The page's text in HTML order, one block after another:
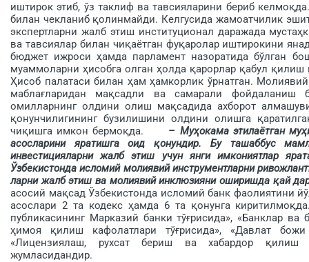
иштирок этиб, ўз таклиф ва тавсияларини бериб
билан чекланиб қолинмайди. Келгусида жамоатчилик
экспертларни жалб этиш институционал даражада
ва тавсиялар билан чиқаётган фуқаролар иш­тирокини
бюджет ижроси ҳамда парламент назоратида бўлган
муаммоларни ҳисобга олган ҳолда қарорлар қабул
Ҳисоб палатаси билан ҳам ҳамкорлик ўрнатган.
маблағларидан мақсадли ва самарали фойдаланиш
омилларнинг олдини олиш мақсадида ахборот
қонунчилигининг бузилишини олдини олишга
чиқишга имкон бермоқда. – Муҳокама этилаётган
асосларини яратишга оид қонундир. Бу ташаббус
инвестицияларни жалб этиш учун янги имкониятлар
Ўзбекистонда исломий молиявий инструментларни
ларни жалб этиш ва молиявий инклюзияни оширишда қай
асосий мақсад Ўзбекистонда исломий банк фаолиятини
асослари 2 та кодекс ҳамда 6 та қо­нунга
публикасининг Марказий банки тўғ­рисида», «Банклар ва
ҳимоя қилиш кафолатлари тўғрисида», «Давлат божи
«Лицензиялаш, рухсат бериш ва хабардор қилиш
жумласидандир.